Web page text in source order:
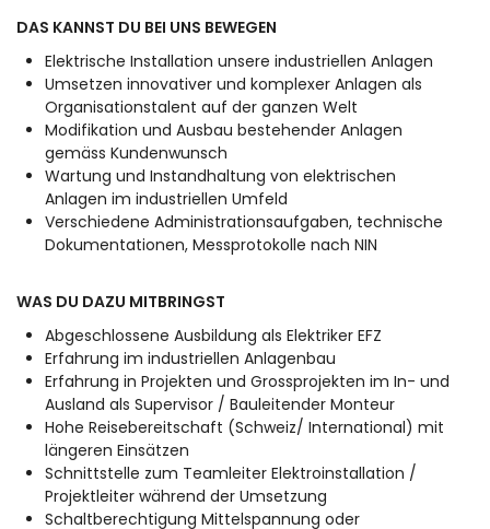
DAS KANNST DU BEI UNS BEWEGEN
Elektrische Installation unsere industriellen Anlagen
Umsetzen innovativer und komplexer Anlagen als
Organisationstalent auf der ganzen Welt
Modifikation und Ausbau bestehender Anlagen
gemäss Kundenwunsch
Wartung und Instandhaltung von elektrischen
Anlagen im industriellen Umfeld
Verschiedene Administrationsaufgaben, technische
Dokumentationen, Messprotokolle nach NIN
WAS DU DAZU MITBRINGST
Abgeschlossene Ausbildung als Elektriker EFZ
Erfahrung im industriellen Anlagenbau
Erfahrung in Projekten und Grossprojekten im In- und
Ausland als Supervisor / Bauleitender Monteur
Hohe Reisebereitschaft (Schweiz/ International) mit
längeren Einsätzen
Schnittstelle zum Teamleiter Elektroinstallation /
Projektleiter während der Umsetzung
Schaltberechtigung Mittelspannung oder